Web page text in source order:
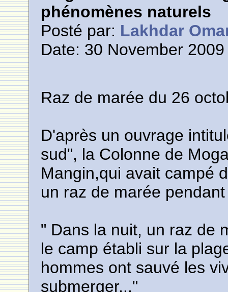
phénomènes naturels
Posté par: Lakhdar
Date: 30 November
Raz de marée du 26
D'après un ouvrage
sud", la Colonne de
Mangin,qui avait campé
un raz de marée
" Dans la nuit, un raz de
le camp établi sur la
hommes ont sauvé les
submerger..."